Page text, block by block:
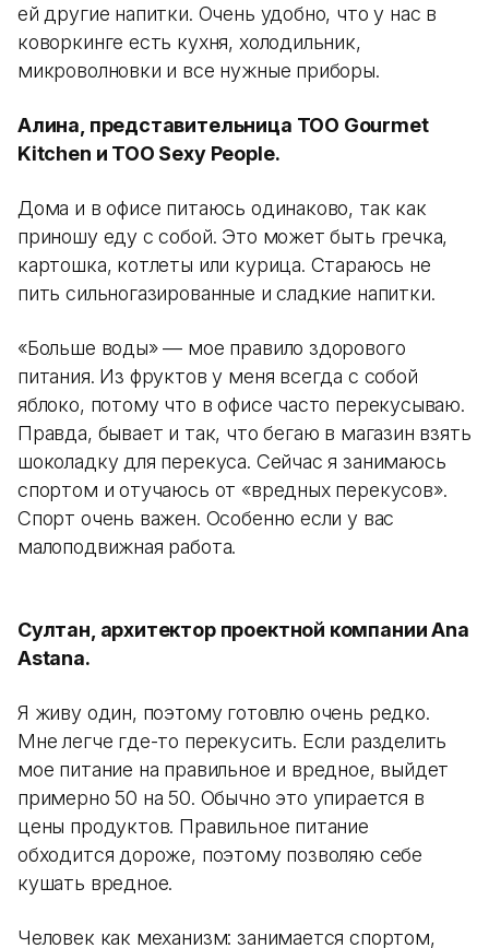
ей другие напитки. Очень удобно, что у нас в
коворкинге есть кухня, холодильник,
микроволновки и все нужные приборы.
Алина, представительница ТОО Gourmet
Kitchen и ТОО Sexy People.
Дома и в офисе питаюсь одинаково, так как
приношу еду с собой. Это может быть гречка,
картошка, котлеты или курица. Стараюсь не
пить сильногазированные и сладкие напитки.
«Больше воды» — мое правило здорового
питания. Из фруктов у меня всегда с собой
яблоко, потому что в офисе часто перекусываю.
Правда, бывает и так, что бегаю в магазин взять
шоколадку для перекуса. Сейчас я занимаюсь
спортом и отучаюсь от «вредных перекусов».
Спорт очень важен. Особенно если у вас
малоподвижная работа.
Султан, архитектор проектной компании Ana
Astana.
Я живу один, поэтому готовлю очень редко.
Мне легче где-то перекусить. Если разделить
мое питание на правильное и вредное, выйдет
примерно 50 на 50. Обычно это упирается в
цены продуктов. Правильное питание
обходится дороже, поэтому позволяю себе
кушать вредное.
Человек как механизм: занимается спортом,